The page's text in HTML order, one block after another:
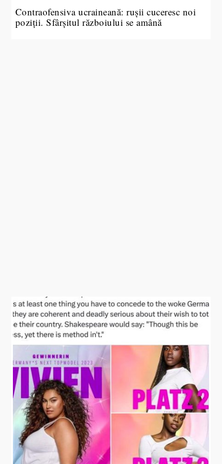
Contraofensiva ucraineană: rușii cuceresc noi
poziții. Sfârșitul războiului se amână